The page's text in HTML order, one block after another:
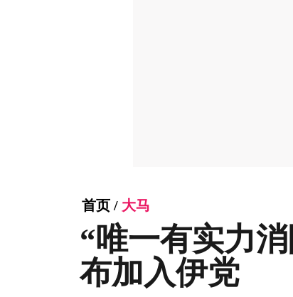
首页 / 大马
“唯一有实力
布加入伊党